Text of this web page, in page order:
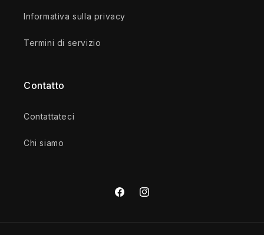
Informativa sulla privacy
Termini di servizio
Contatto
Contattateci
Chi siamo
FacebookInstagram